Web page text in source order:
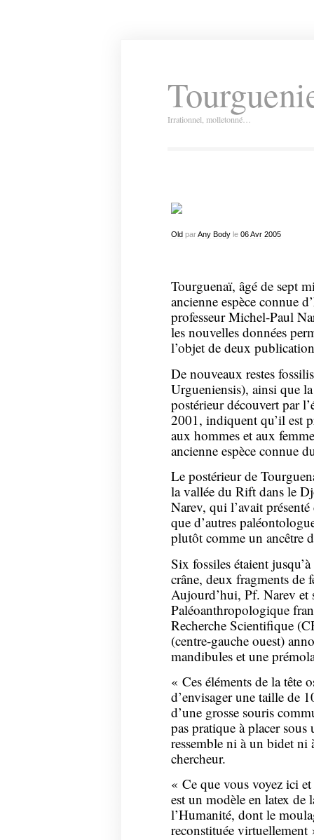
Irrationnel, molletonné…
OldparAny Bodyle 06 Avr 2005
Tourguenaï, âgé de sept
ancienne espèce connue
professeur Michel-Paul
les nouvelles données
l’objet de deux
De nouveaux restes
Urgueniensis), ainsi que
postérieur découvert par
2001, indiquent qu’il est
aux hommes et aux
ancienne espèce connue
Le postérieur de
la vallée du Rift dans le
Narev, qui l’avait
que d’autres
plutôt comme un ancêtre
Six fossiles étaient
crâne, deux fragments de
Aujourd’hui, Pf. Narev et
Paléoanthropologique
Recherche Scientifique
(centre-gauche ouest)
mandibules et une
« Ces éléments de la tête
d’envisager une taille de
d’une grosse souris
pas pratique à placer
ressemble ni à un bidet
chercheur.
« Ce que vous voyez ici
est un modèle en latex de
l’Humanité, dont le
reconstituée virtuellement